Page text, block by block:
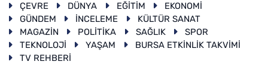
ÇEVRE
DÜNYA EĞİTİM
EKONOMİ
GÜNDEM
İNCELEME
KÜLTÜR SANAT
MAGAZİN
POLİTİKA SAĞLIK
SPOR
TEKNOLOJİ
YAŞAM
BURSA ETKİNLİK TAKVİMİ
TV REHBERİ